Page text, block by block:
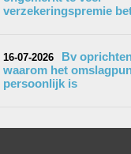
verzekeringspremie
16-07-2026
Bv
waarom het
persoonlijk is